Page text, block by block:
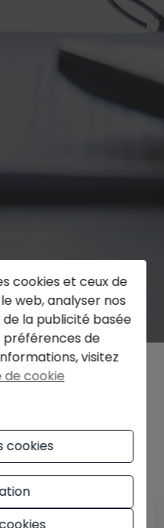
cookies et ceux de
web, analyser nos
la publicité basée
préférences de
visitez
de cookie
cookies